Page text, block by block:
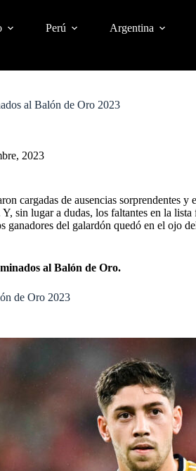
Perú Argentina
al Balón de Oro 2023
2023
cargadas de ausencias sorprendentes
sin lugar a dudas, los faltantes en la
del galardón quedó en el ojo
al Balón de Oro.
de Oro 2023